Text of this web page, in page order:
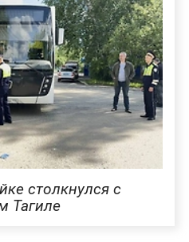
столкнулся с
Тагиле